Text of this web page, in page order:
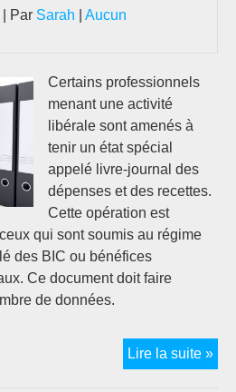
| Par Sarah
Aucun
Certains professionnels
menant une activité
libérale sont amenés à
tenir un état spécial
appelé livre-journal des
dépenses et des recettes.
Cette opération est
qui sont soumis au régime
des BIC ou bénéfices
Ce document doit faire
de données.
Lire la suite »